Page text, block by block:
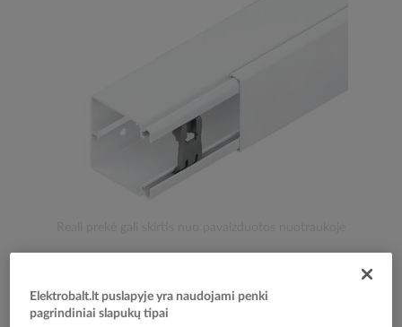
the
Elektrobalt prekės kodas
Elektrobalt.lt puslapyje yra naudojami penki
pagrindiniai slapukų tipai